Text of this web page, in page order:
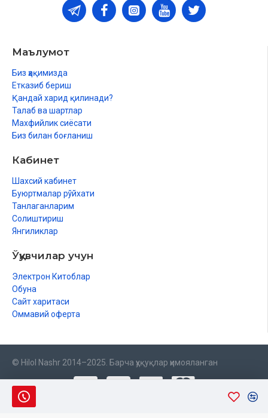
Маълумот
Биз ҳақимизда
Етказиб бериш
Қандай харид қилинади?
Талаб ва шартлар
Махфийлик сиёсати
Биз билан боғланиш
Кабинет
Шахсий кабинет
Буюртмалар рўйхати
Танлаганларим
Солиштириш
Янгиликлар
Ўқувчилар учун
Электрон Китоблар
Обуна
Сайт харитаси
Оммавий оферта
© Hilol Nashr 2014–2025. Барча ҳуқуқлар ҳимояланган